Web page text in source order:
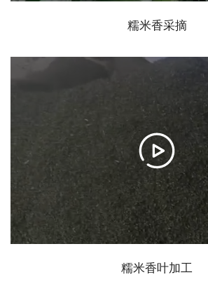
糯米香采摘
糯米香叶加工